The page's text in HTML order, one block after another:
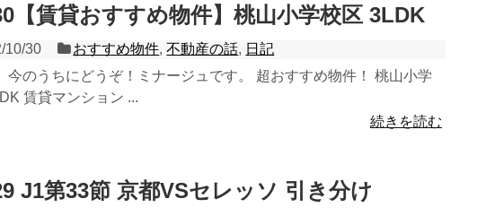
【賃貸おすすめ物件】桃山小学校区 3LDK
10/30 おすすめ物件,不動産の話, 日記
今のうちにどうぞ！ミナージュです。 超おすすめ物件！ 桃山小学
賃貸マンション ...
続きを読む
J1第33節 京都VSセレッソ 引き分け